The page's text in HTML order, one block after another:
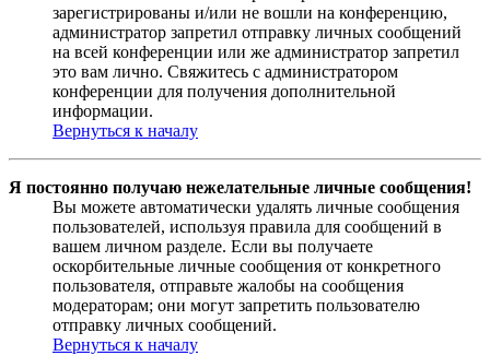
зарегистрированы и/или не вошли на конференцию,
администратор запретил отправку личных сообщений
на всей конференции или же администратор запретил
это вам лично. Свяжитесь с администратором
конференции для получения дополнительной
информации.
Вернуться к началу
Я постоянно получаю нежелательные личные сообщения!
Вы можете автоматически удалять личные сообщения
пользователей, используя правила для сообщений в
вашем личном разделе. Если вы получаете
оскорбительные личные сообщения от конкретного
пользователя, отправьте жалобы на сообщения
модераторам; они могут запретить пользователю
отправку личных сообщений.
Вернуться к началу